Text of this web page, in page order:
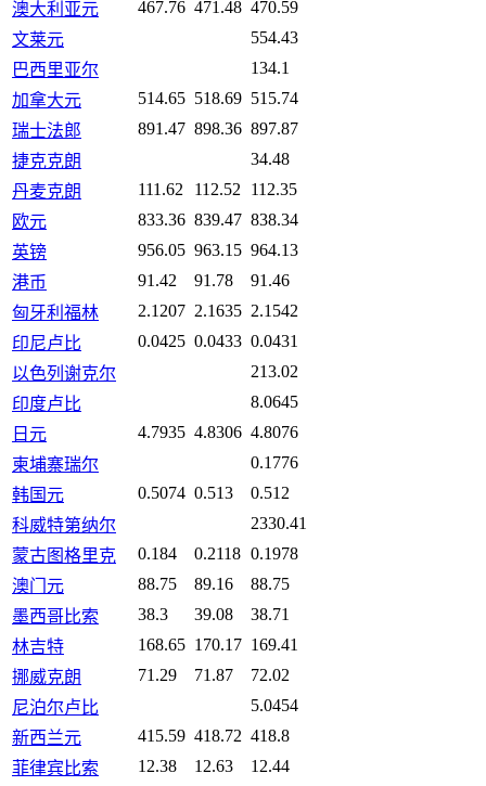
澳大利亚元 467.76 471.48 470.59
文莱元
554.43
巴西里亚尔
134.1
加拿大元
514.65 518.69 515.74
瑞士法郎
891.47 898.36 897.87
捷克克朗
34.48
丹麦克朗
111.62 112.52
112.35
欧元
833.36 839.47 838.34
英镑
956.05 963.15 964.13
港币
91.42 91.78
91.46
匈牙利福林
2.1207 2.1635 2.1542
印尼卢比
0.0425 0.0433 0.0431
以色列谢克尔
213.02
印度卢比
8.0645
日元
4.7935 4.8306 4.8076
柬埔寨瑞尔
0.1776
韩国元
0.5074 0.513
0.512
科威特第纳尔
2330.41
蒙古图格里克
0.184 0.2118 0.1978
澳门元
88.75 89.16
88.75
墨西哥比索
38.3 39.08
38.71
林吉特
168.65 170.17 169.41
挪威克朗
71.29 71.87
72.02
尼泊尔卢比
5.0454
新西兰元
415.59 418.72 418.8
菲律宾比索
12.38 12.63
12.44